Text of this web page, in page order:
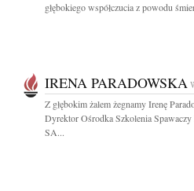
głębokiego współczucia z powodu
IRENA PARADOWSKA
Z głębokim żalem żegnamy Irenę
Dyrektor Ośrodka Szkolenia Spawaczy
SA...